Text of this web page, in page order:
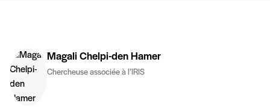
Magali Chelpi-den Hamer
Chercheuse associée à l’IRIS